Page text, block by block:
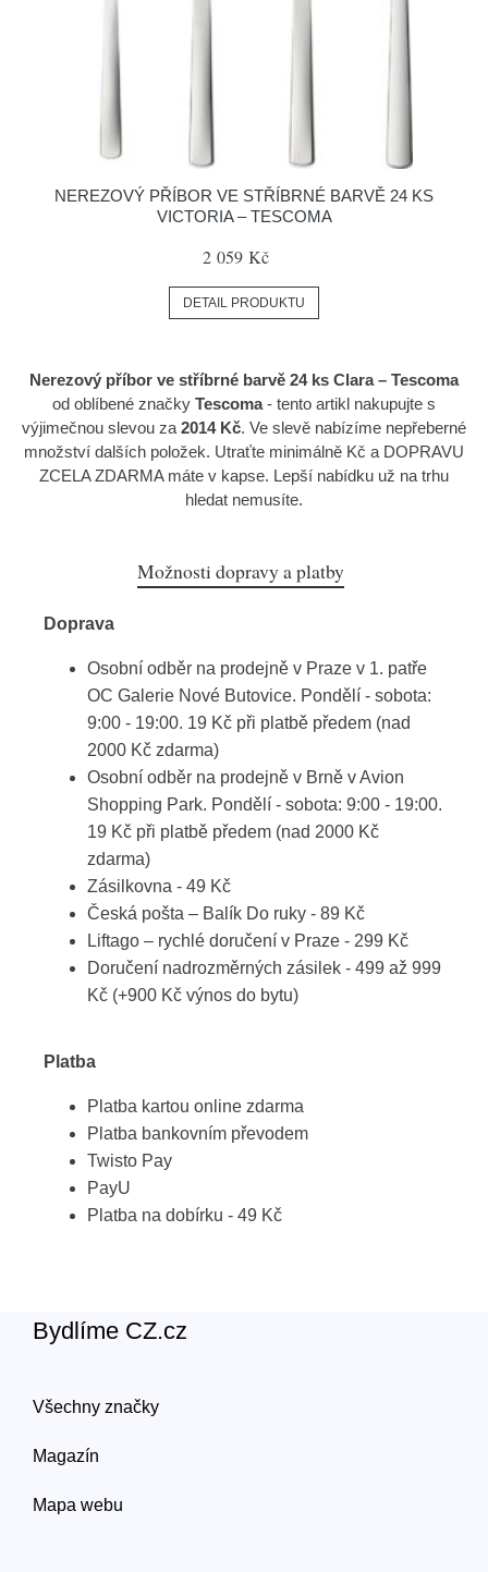
NEREZOVÝ PŘÍBOR VE STŘÍBRNÉ BARVĚ 24 KS
VICTORIA – TESCOMA
2 059 Kč
DETAIL PRODUKTU
Nerezový příbor ve stříbrné barvě 24 ks Clara – Tescoma
od oblíbené značky Tescoma- tento artikl nakupujte s
výjimečnou slevou za 2014 Kč. Ve slevě nabízíme nepřeberné
množství dalších položek. Utraťte minimálně Kč a DOPRAVU
ZCELA ZDARMA máte v kapse. Lepší nabídku už na trhu
hledat nemusíte.
Možnosti dopravy a platby
Doprava
Osobní odběr na prodejně v Praze v 1. patře
OC Galerie Nové Butovice. Pondělí - sobota:
9:00 - 19:00. 19 Kč při platbě předem (nad
2000 Kč zdarma)
Osobní odběr na prodejně v Brně v Avion
Shopping Park. Pondělí - sobota: 9:00 - 19:00.
19 Kč při platbě předem (nad 2000 Kč
zdarma)
Zásilkovna - 49 Kč
Česká pošta – Balík Do ruky - 89 Kč
Liftago – rychlé doručení v Praze - 299 Kč
Doručení nadrozměrných zásilek - 499 až 999
Kč (+900 Kč výnos do bytu)
Platba
Platba kartou online zdarma
Platba bankovním převodem
Twisto Pay
PayU
Platba na dobírku - 49 Kč
Bydlíme CZ.cz
Všechny značky
Magazín
Mapa webu